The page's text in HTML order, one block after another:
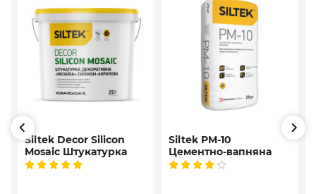
Siltek Decor Silicon
Mosaic Штукатурка
мозаїчна декоративна
Siltek PM-10
Цементно-вапняна
універсальна